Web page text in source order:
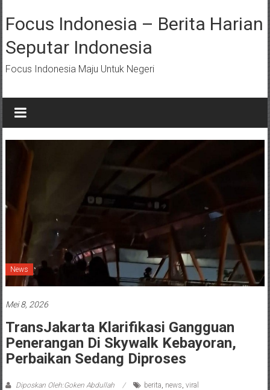
ke
konten
Focus Indonesia – Berita Harian
Seputar Indonesia
Focus Indonesia Maju Untuk Negeri
News
Mei 8, 2026
TransJakarta Klarifikasi Gangguan
Penerangan Di Skywalk Kebayoran,
Perbaikan Sedang Diproses
Diposkan Oleh:Goken Abdullah berita news viral